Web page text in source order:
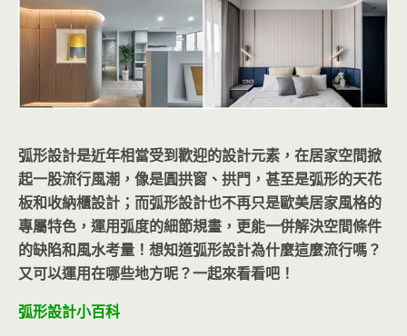
弧形設計是近年相當受到歡迎的設計元素，在居家空間掀
起一股流行風潮，像是圓拱窗、拱門，甚至是弧形的天花
板和收納櫃設計；而弧形設計也不再只是歐美居家風格的
專屬特色，運用弧度的細節規畫，更能一併解決空間條件
的缺陷和風水考量！想知道弧形設計為什麼這麼流行嗎？
又可以運用在哪些地方呢？一起來看看吧！
弧形設計小百科